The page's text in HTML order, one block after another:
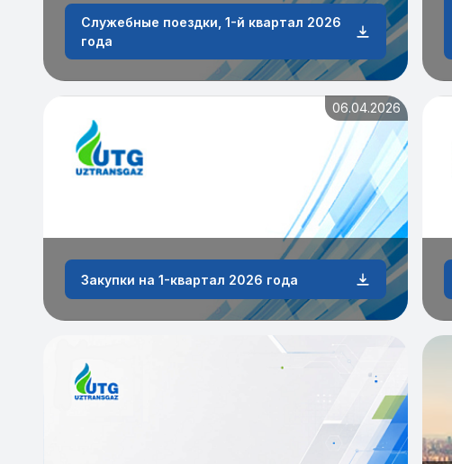
Служебные поездки, 1-й квартал 2026
года
06.04.2026
Закупки на 1-квартал 2026 года